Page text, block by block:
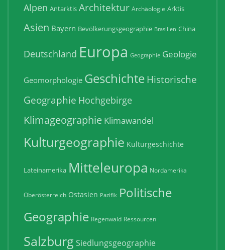
Alpen Antarktis Architektur Archäologie Arktis
Asien Bayern Bevölkerungsgeographie Brasilien China
Deutschland Europa Geographie Geologie
Geomorphologie GeschichteHistorische
Geographie Hochgebirge
Klimageographie Klimawandel
Kulturgeographie Kulturgeschichte
Lateinamerika Mitteleuropa Nordamerika
Oberösterreich Ostasien Pazifik Politische
Geographie Regenwald Ressourcen
Salzburg Siedlungsgeographie